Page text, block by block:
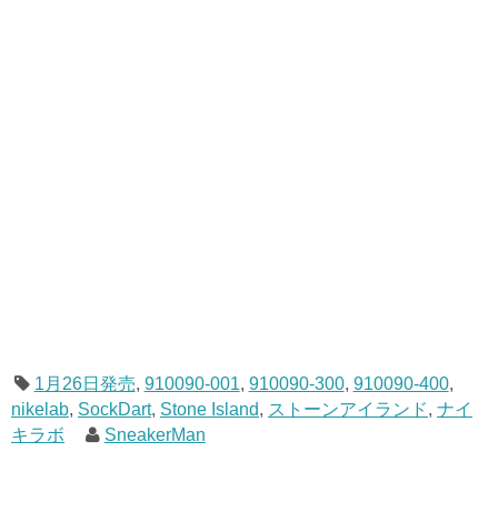
1月26日発売, 910090-001, 910090-300, 910090-400,
nikelab, SockDart, Stone Island, ストーンアイランド, ナイ
キラボ
SneakerMan